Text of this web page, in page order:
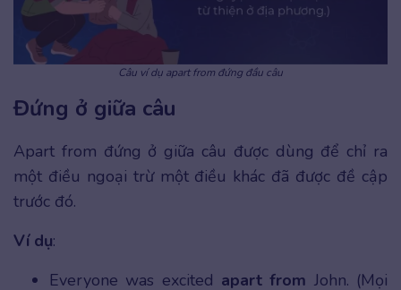
Câu ví dụ apart from đứng đầu câu
Đứng ở giữa câu
Apart from đứng ở giữa câu được dùng để chỉ ra
một điều ngoại trừ một điều khác đã được đề cập
trước đó.
Ví dụ:
Everyone was excited apart from John. (Mọi